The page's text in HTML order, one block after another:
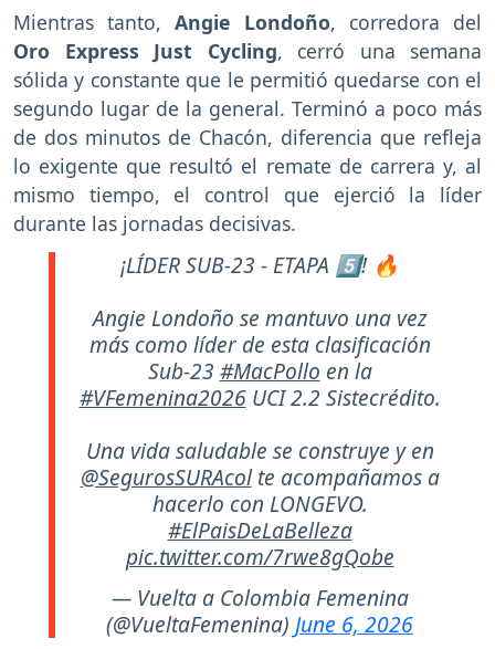
Mientras tanto,Angie Londoño, corredora del
Oro Express Just Cycling, cerró una semana
sólida y constante que le permitió quedarse con el
segundo lugar de la general. Terminó a poco más
de dos minutos de Chacón, diferencia que refleja
lo exigente que resultó el remate de carrera y, al
mismo tiempo, el control que ejerció la líder
durante las jornadas decisivas.
¡LÍDER SUB-23 - ETAPA 5️⃣! 🔥
Angie Londoño se mantuvo una vez
más como líder de esta clasificación
Sub-23 #MacPollo en la
#VFemenina2026UCI 2.2 Sistecrédito.
Una vida saludable se construye y en
@SegurosSURAcolte acompañamos a
hacerlo con LONGEVO.
#ElPaisDeLaBelleza
pic.twitter.com/7rwe8gQobe
— Vuelta a Colombia Femenina
(@VueltaFemenina) June 6, 2026